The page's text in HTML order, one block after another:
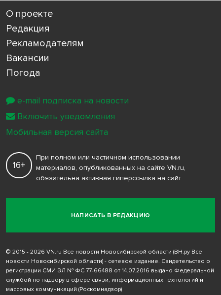
О проекте
Редакция
Рекламодателям
Вакансии
Погода
НАПИСАТЬ В РЕДАКЦИЮ
16+
При полном или частичном использовании
материалов, опубликованных на сайте VN.ru,
обязательна активная гиперссылка на сайт
© 2015 - 2026 VN.ru Все новости Новосибирской области (ВН.ру Все
новости Новосибирской области) - сетевое издание. Свидетельство о
регистрации СМИ ЭЛ № ФС 77-66488 от 14.07.2016 выдано Федеральной
службой по надзору в сфере связи, информационных технологий и
массовых коммуникаций (Роскомнадзор)
e-mail подписка на новости
Включить уведомления
Мобильная версия сайта